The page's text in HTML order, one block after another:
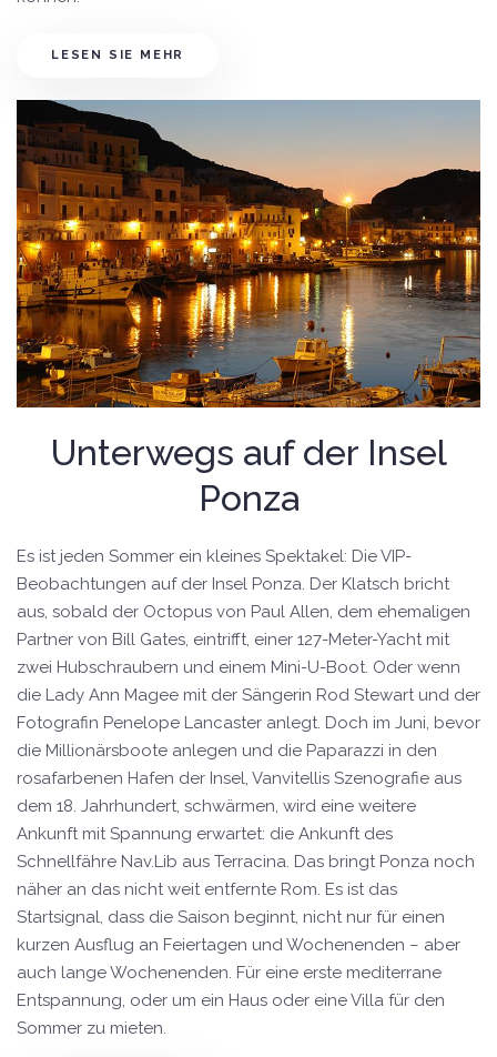
LESEN SIE MEHR
Unterwegs auf der Insel
Ponza
Es ist jeden Sommer ein kleines Spektakel: Die VIP-
Beobachtungen auf der Insel Ponza. Der Klatsch bricht
aus, sobald der Octopus von Paul Allen, dem ehemaligen
Partner von Bill Gates, eintrifft, einer 127-Meter-Yacht mit
zwei Hubschraubern und einem Mini-U-Boot. Oder wenn
die Lady Ann Magee mit der Sängerin Rod Stewart und der
Fotografin Penelope Lancaster anlegt. Doch im Juni, bevor
die Millionärsboote anlegen und die Paparazzi in den
rosafarbenen Hafen der Insel, Vanvitellis Szenografie aus
dem 18. Jahrhundert, schwärmen, wird eine weitere
Ankunft mit Spannung erwartet: die Ankunft des
Schnellfähre Nav.Lib aus Terracina. Das bringt Ponza noch
näher an das nicht weit entfernte Rom. Es ist das
Startsignal, dass die Saison beginnt, nicht nur für einen
kurzen Ausflug an Feiertagen und Wochenenden – aber
auch lange Wochenenden. Für eine erste mediterrane
Entspannung, oder um ein Haus oder eine Villa für den
Sommer zu mieten.